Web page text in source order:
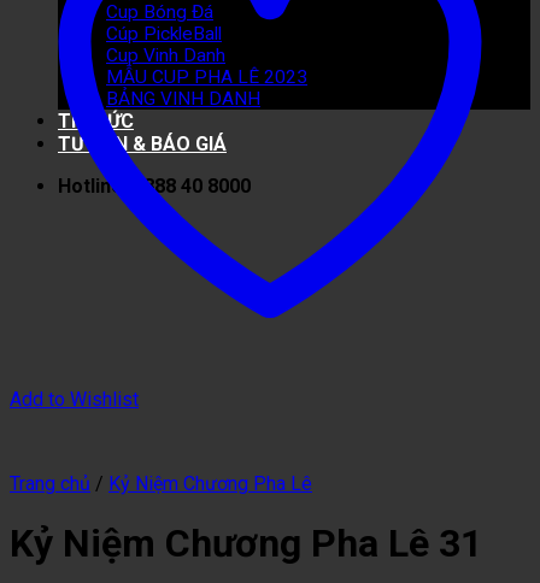
Cup Bóng Đá
Cúp PickleBall
Cup Vinh Danh
MẪU CUP PHA LÊ 2023
BẢNG VINH DANH
TIN TỨC
TƯ VẤN & BÁO GIÁ
Hotline: 0888 40 8000
Add to Wishlist
Trang chủ / Kỷ Niệm Chương Pha Lê
Kỷ Niệm Chương Pha Lê 31